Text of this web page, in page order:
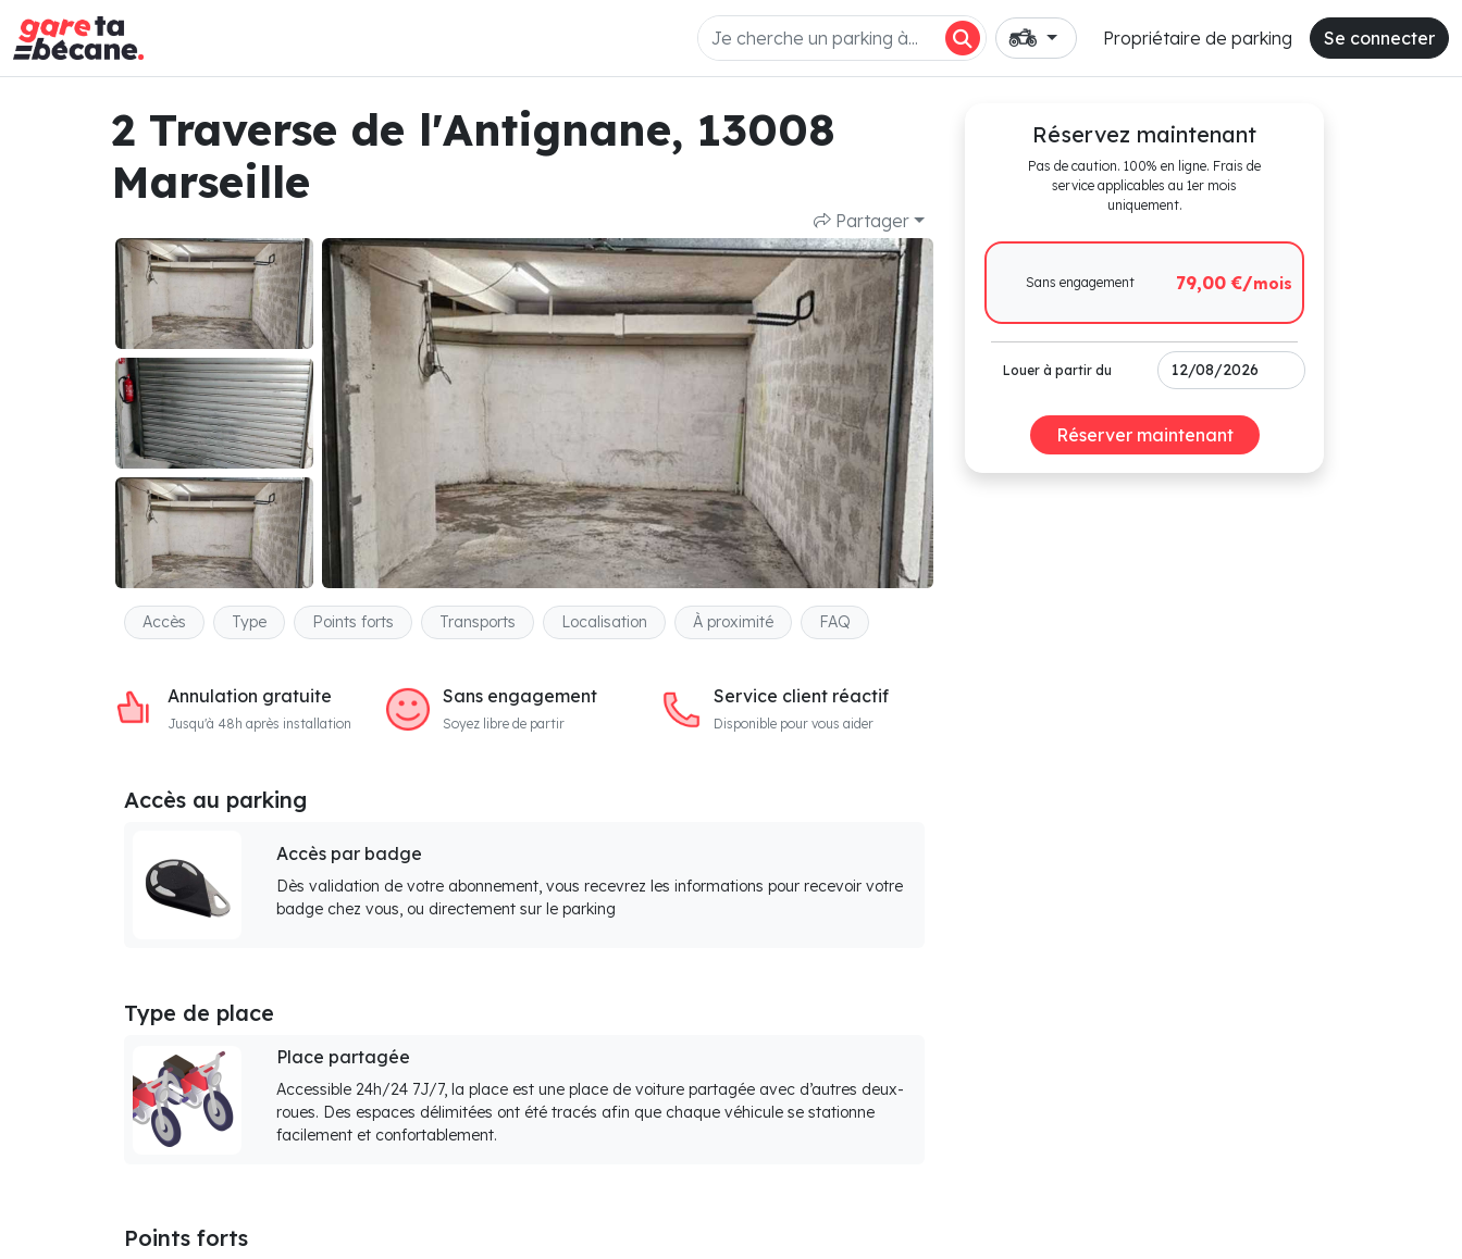
Propriétaire de parking Se connecter
2 Traverse de l'Antignane, 13008
Marseille
Partager
Accès Type Points forts Transports Localisation À proximité FAQ
Annulation gratuite
Jusqu'à 48h après installation
Sans engagement
Soyez libre de partir
Service client réactif
Disponible pour vous aider
Accès au parking
Accès par badge
Dès validation de votre abonnement, vous recevrez les informations pour recevoir votre
badge chez vous, ou directement sur le parking
Type de place
Place partagée
Accessible 24h/24 7J/7, la place est une place de voiture partagée avec d’autres deux-
roues. Des espaces délimitées ont été tracés afin que chaque véhicule se stationne
facilement et confortablement.
Points forts
Réservez maintenant
Pas de caution. 100% en ligne. Frais de
service applicables au 1er mois
uniquement.
Sans engagement 79,00 €/mois
Louer à partir du
Réserver maintenant